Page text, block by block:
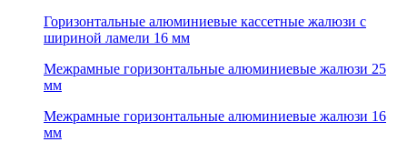
Горизонтальные алюминиевые кассетные жалюзи с
шириной ламели 16 мм
Межрамные горизонтальные алюминиевые жалюзи 25
мм
Межрамные горизонтальные алюминиевые жалюзи 16
мм